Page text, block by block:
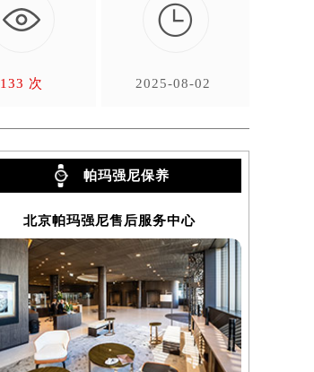
133 次

2025-08-02
帕玛强尼保养
北京帕玛强尼售后服务中心